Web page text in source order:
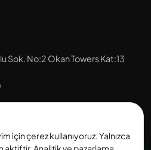
Sok. No:2 Okan Towers Kat:13
için çerez kullanıyoruz. Yalnızca